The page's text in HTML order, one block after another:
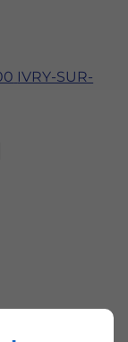
IVRY-SUR-